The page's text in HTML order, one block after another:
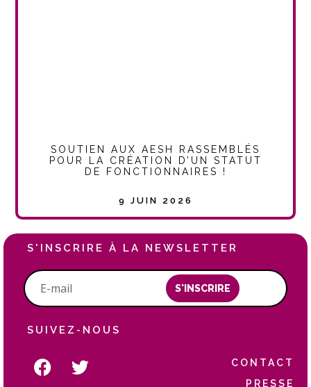
SOUTIEN AUX AESH RASSEMBLÉS
POUR LA CRÉATION D’UN STATUT
DE FONCTIONNAIRES !
9 JUIN 2026
S'INSCRIRE À LA NEWSLETTER
S'INSCRIRE
SUIVEZ-NOUS
CONTACT
PRESSE